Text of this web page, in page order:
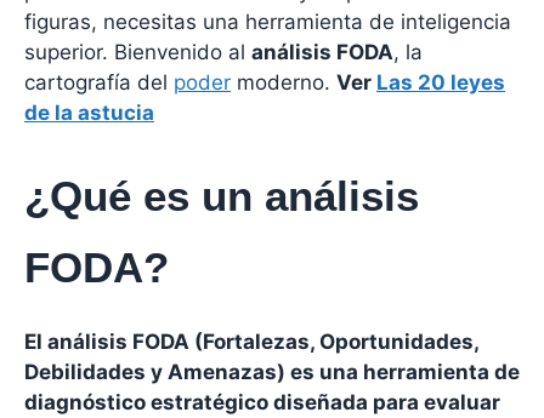
figuras, necesitas una herramienta de inteligencia
superior. Bienvenido al análisis FODA, la
cartografía del poder moderno. Ver Las 20 leyes
de la astucia
¿Qué es un análisis
FODA?
El análisis FODA (Fortalezas, Oportunidades,
Debilidades y Amenazas) es una herramienta de
diagnóstico estratégico diseñada para evaluar